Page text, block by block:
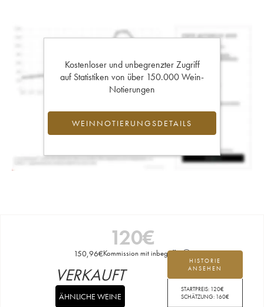
Kostenloser und unbegrenzter Zugriff
auf Statistiken von über 150.000 Wein-
Notierungen
WEINNOTIERUNGSDETAILS
120€
150,96€Kommission mit inbegriffen
HISTORIE
ANSEHEN
STARTPREIS: 120€
SCHÄTZUNG: 160€
VERKAUFT
ÄHNLICHE WEINE